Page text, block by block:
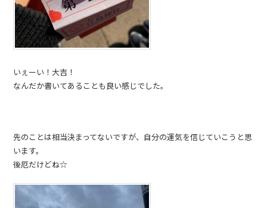
いぇーい！大吉！
なんだか書いてあることも良い感じでした。
先のことは相当決まってないですが、自分の運気を信じていこうと思
います。
後厄だけどね☆